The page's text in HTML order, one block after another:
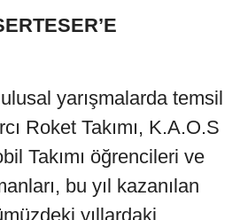
yarışmalarda temsil
Roket Takımı, K.A.O.S
Takımı öğrencileri ve
bu yıl kazanılan
yıllardaki